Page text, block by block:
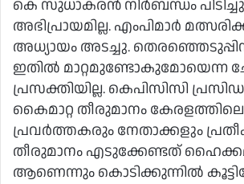
കെ സുധാകരൻ നിർബന്ധം
അഭിപ്രായമില്ല. എംപിമാർ
അധ്യായം അടച്ചു.
ഇതിൽ മാറ്റമുണ്ടോകുമോയെന്ന
പ്രസക്തിയില്ല. കെപിസിസി
കൈമാറ്റ തീരുമാനം കേരളത്തിലെ
പ്രവർത്തകരും നേതാക്കളും
തീരുമാനം എടുക്കേണ്ടത്
ആണെന്നും കൊടിക്കുന്നിൽ